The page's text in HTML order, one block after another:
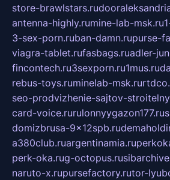
store-brawlstars.ru
antenna-highly.rumine-lab-msk.ru
3-sex-porn.ruban-damn.rupurse-
viagra-tablet.rufasbags.ruadler-
fincontech.ru3sexporn.ru1mus.ru
rebus-toys.ruminelab-msk.ru
seo-prodvizhenie-sajtov-
card-voice.rurulonnyygazon177.ru
domizbrusa-9x12spb.ru
a380club.ruargentinamia.ru
perk-oka.rug-octopus.ru
naruto-x.rupursefactory.rutor-